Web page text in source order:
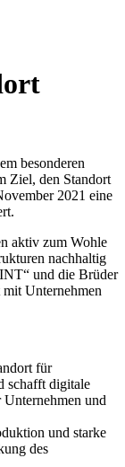
besonderen
Ziel, den Standort
2021 eine
aktiv zum Wohle
nachhaltig
und die Brüder
Unternehmen
für
schafft digitale
und
und starke
des